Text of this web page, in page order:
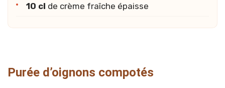
10 cl de crème fraîche épaisse
Purée d’oignons compotés